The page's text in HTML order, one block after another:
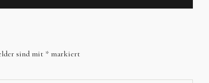
sind mit * markiert